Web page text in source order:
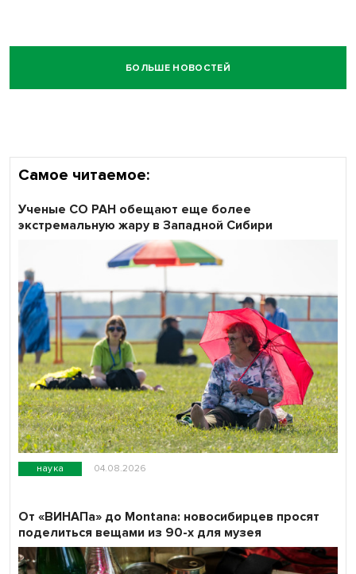
БОЛЬШЕ НОВОСТЕЙ
Самое читаемое:
наука 04.08.2026
Ученые СО РАН обещают еще более
экстремальную жару в Западной Сибири
От «ВИНАПа» до Montana: новосибирцев просят
поделиться вещами из 90-х для музея